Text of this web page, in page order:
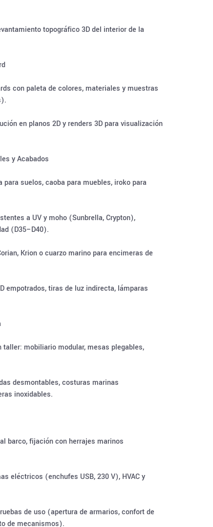
topográfico 3D del interior de la
con paleta de colores, materiales y muestras
en planos 2D y renders 3D para visualización
y Acabados
suelos, caoba para muebles, iroko para
a UV y moho (Sunbrella, Crypton),
(D35–D40).
Krion o cuarzo marino para encimeras de
empotrados, tiras de luz indirecta, lámparas
taller: mobiliario modular, mesas plegables,
desmontables, costuras marinas
inoxidables.
barco, fijación con herrajes marinos
eléctricos (enchufes USB, 230 V), HVAC y
de uso (apertura de armarios, confort de
de mecanismos).